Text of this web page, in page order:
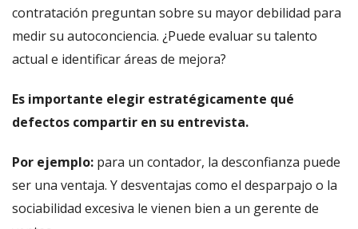
contratación preguntan sobre su mayor debilidad para
medir su autoconciencia. ¿Puede evaluar su talento
actual e identificar áreas de mejora?
Es importante elegir estratégicamente qué
defectos compartir en su entrevista.
Por ejemplo: para un contador, la desconfianza puede
ser una ventaja. Y desventajas como el desparpajo o la
sociabilidad excesiva le vienen bien a un gerente de